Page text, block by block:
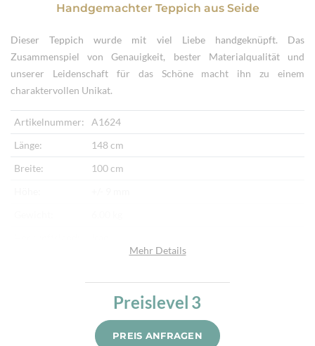
Handgemachter Teppich aus Seide
Dieser Teppich wurde mit viel Liebe handgeknüpft. Das
Zusammenspiel von Genauigkeit, bester Materialqualität und
unserer Leidenschaft für das Schöne macht ihn zu einem
charaktervollen Unikat.
Artikelnummer:
A1624
Länge:
148 cm
Breite:
100 cm
Seide
950.000/m²
Mehr Details
Preislevel 3
PREIS ANFRAGEN